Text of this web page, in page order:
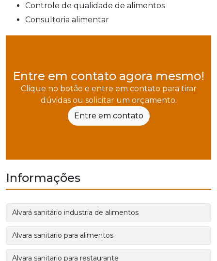
controle de qualidade de alimentos
consultoria alimentar
Entre em contato agora mesmo!
Clique no botão e entre em contato para tirar
dúvidas ou solicitar um orçamento.
Entre em contato
Informações
Alvará sanitário industria de alimentos
Alvara sanitario para alimentos
Alvara sanitario para restaurante